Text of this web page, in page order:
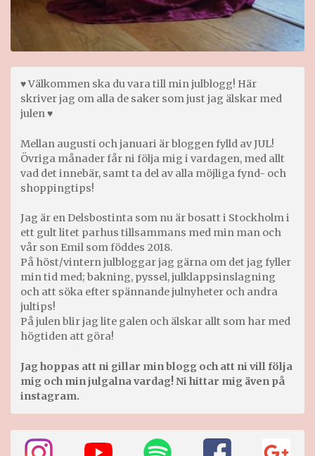
♥ Välkommen ska du vara till min julblogg! Här
skriver jag om alla de saker som just jag älskar med
julen ♥
Mellan augusti och januari är bloggen fylld av JUL!
Övriga månader får ni följa mig i vardagen, med allt
vad det innebär, samt ta del av alla möjliga fynd- och
shoppingtips!
Jag är en Delsbostinta som nu är bosatt i Stockholm i
ett gult litet parhus tillsammans med min man och
vår son Emil som föddes 2018.
På höst/vintern julbloggar jag gärna om det jag fyller
min tid med; bakning, pyssel, julklappsinslagning
och att söka efter spännande julnyheter och andra
jultips!
På julen blir jag lite galen och älskar allt som har med
högtiden att göra!
Jag hoppas att ni gillar min blogg och att ni vill följa
mig och min julgalna vardag! Ni hittar mig även på
instagram.